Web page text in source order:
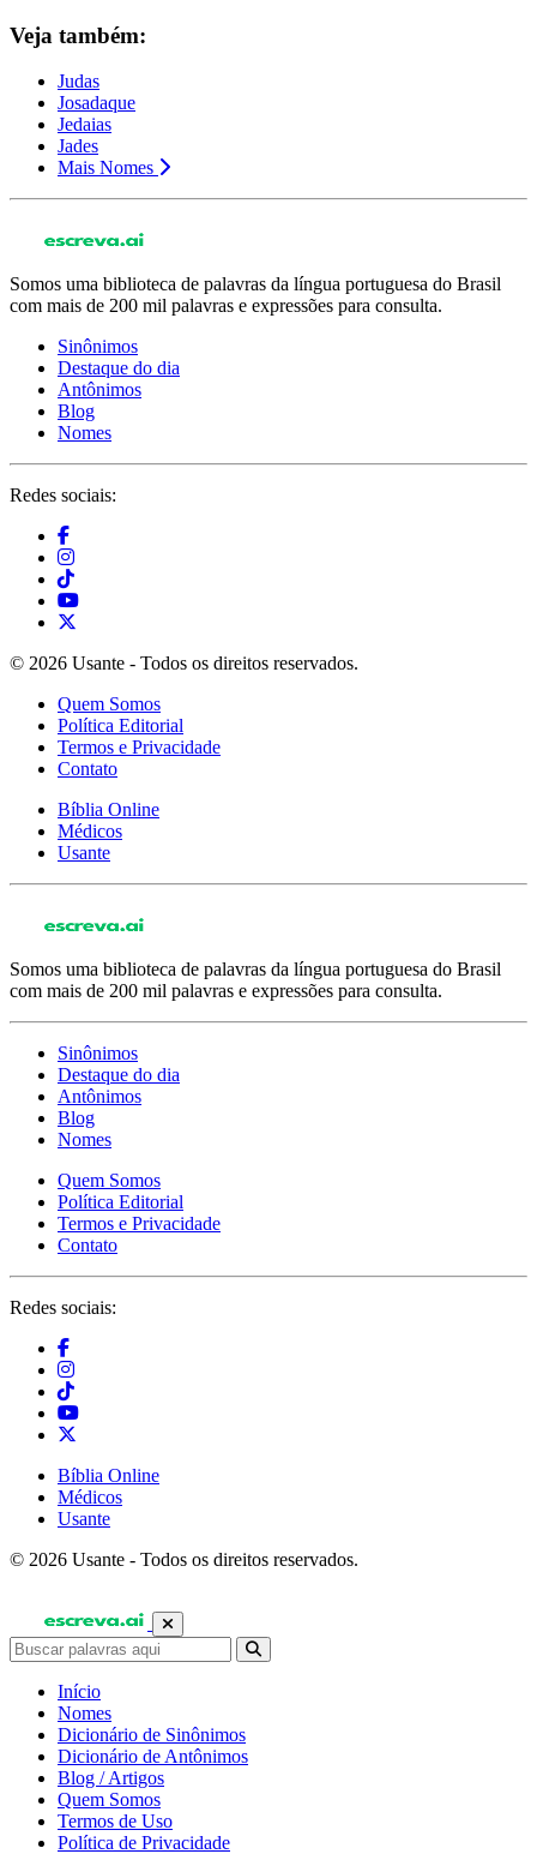
Veja também:
Judas
Josadaque
Jedaias
Jades
Mais Nomes
Somos uma biblioteca de palavras da língua portuguesa do Brasil
com mais de 200 mil palavras e expressões para consulta.
Sinônimos
Destaque do dia
Antônimos
Blog
Nomes
Redes sociais:
© 2026 Usante - Todos os direitos reservados.
Quem Somos
Política Editorial
Termos e Privacidade
Contato
Bíblia Online
Médicos
Usante
Somos uma biblioteca de palavras da língua portuguesa do Brasil
com mais de 200 mil palavras e expressões para consulta.
Sinônimos
Destaque do dia
Antônimos
Blog
Nomes
Quem Somos
Política Editorial
Termos e Privacidade
Contato
Redes sociais:
Bíblia Online
Médicos
Usante
© 2026 Usante - Todos os direitos reservados.
Início
Nomes
Dicionário de Sinônimos
Dicionário de Antônimos
Blog / Artigos
Quem Somos
Termos de Uso
Política de Privacidade